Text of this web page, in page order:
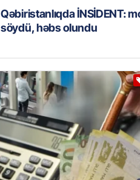
Qəbiristanlıqda İNSİDENT:
söydü, həbs olundu